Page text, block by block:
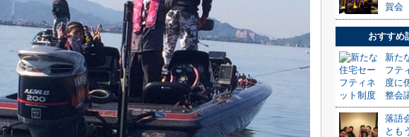
賀会
おすすめ
新た
フテ
度に
整会
落語
とも